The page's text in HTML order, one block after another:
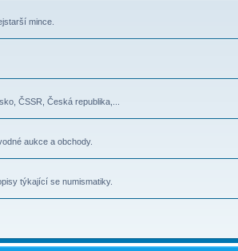
mince.
ČSSR, Česká republika,...
aukce a obchody.
týkající se numismatiky.